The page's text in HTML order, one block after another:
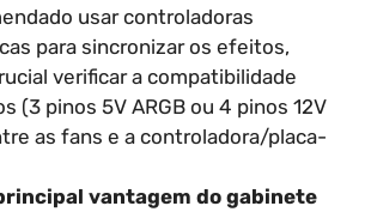
usar controladoras
para sincronizar os efeitos,
verificar a compatibilidade
(3 pinos 5V ARGB ou 4 pinos 12V
as fans e a controladora/placa-
vantagem do gabinete